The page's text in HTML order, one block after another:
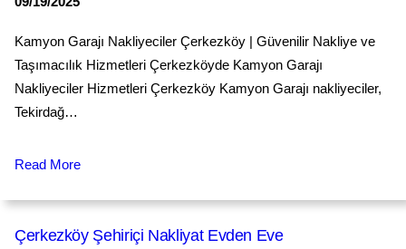
Kamyon Garajı Nakliyeciler Çerkezköy | Güvenilir Nakliye ve
Taşımacılık Hizmetleri Çerkezköyde Kamyon Garajı
Nakliyeciler Hizmetleri Çerkezköy Kamyon Garajı nakliyeciler,
Tekirdağ…
Read More
Çerkezköy Şehiriçi Nakliyat Evden Eve